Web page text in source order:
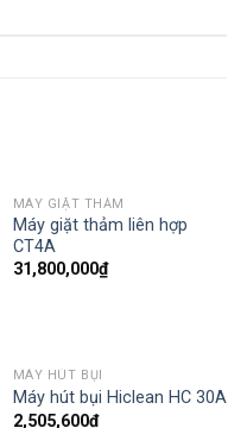
MÁY GIẶT THẢM
Máy giặt thảm liên hợp
CT4A
31,800,000₫
MÁY HÚT BỤI
Máy hút bụi Hiclean HC 30A
2,505,600₫